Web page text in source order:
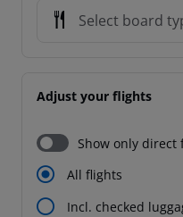
Select board
Adjust your flights
Show only direct
All flights
Incl. checked